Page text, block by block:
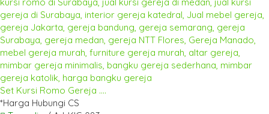
Set Kursi Romo Gereja ....
*Harga Hubungi CS